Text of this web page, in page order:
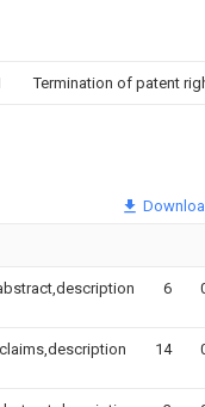
Termination of patent
6
claims,description 14